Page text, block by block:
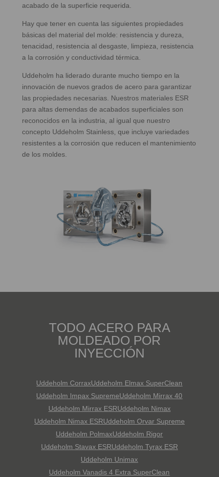
acabado de la superficie requerida.
Hay que tener en cuenta las siguientes propiedades
básicas del material del molde: resistencia y dureza,
tenacidad, resistencia al desgaste, limpieza, resistencia
a la corrosión y conductividad térmica.
Uddeholm ha liderado durante mucho tiempo en la
innovación de nuevos grados de acero para garantizar
las propiedades necesarias. Nuestros materiales ESR
para altas demendas de acabados superficiales son
reconocidos en la industria, al igual que nuestro
concepto Uddeholm Stainless, que incluye variedades
resistentes a la corrosión que reducen el mantenimiento
de los moldes.
TODO ACERO PARA
MOLDEADO POR
INYECCIÓN
Uddeholm CorraxUddeholm Elmax SuperClean
Uddeholm Impax SupremeUddeholm Mirrax 40
Uddeholm Mirrax ESRUddeholm Nimax
Uddeholm Nimax ESRUddeholm Orvar Supreme
Uddeholm PolmaxUddeholm Rigor
Uddeholm Stavax ESRUddeholm Tyrax ESR
Uddeholm Unimax
Uddeholm Vanadis 4 Extra SuperClean